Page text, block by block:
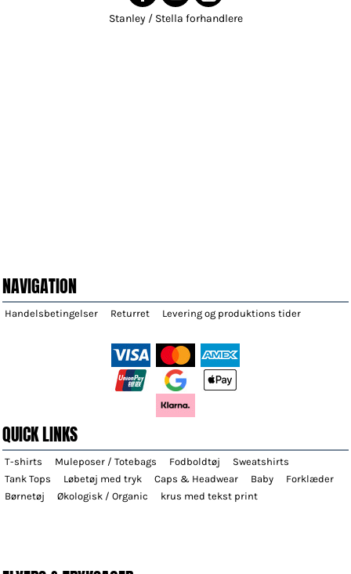
Stanley / Stella forhandlere
NAVIGATION
Handelsbetingelser Returret Levering og produktions tider
QUICK LINKS
T-shirts Muleposer / Totebags Fodboldtøj
Sweatshirts
Tank Tops
Løbetøj med tryk Caps & Headwear Baby
Forklæder
Børnetøj
Økologisk / Organic krus med tekst print